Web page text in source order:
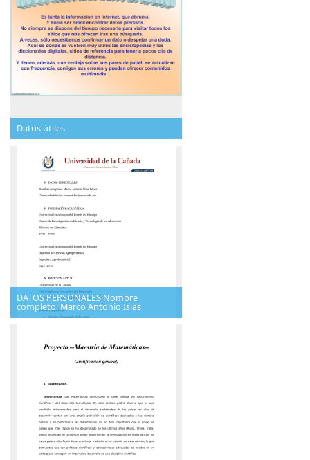
Datos útiles
DATOS PERSONALES Nombre
completo: Marco Antonio Islas